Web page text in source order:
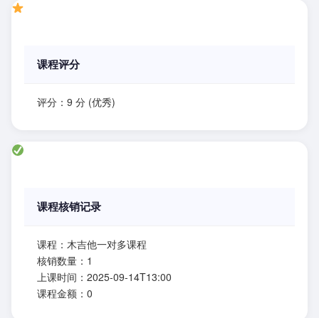
课程评分
评分：9 分 (优秀)
课程核销记录
课程：木吉他一对多课程
核销数量：1
上课时间：2025-09-14T13:00
课程金额：0